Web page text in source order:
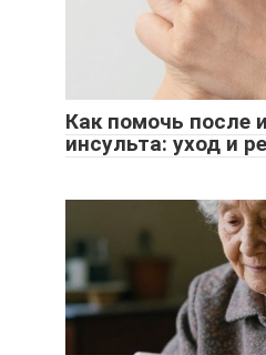
Как помочь после
инсульта: уход и